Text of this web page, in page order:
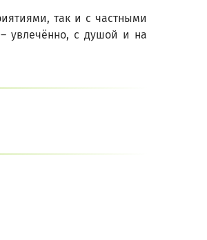
так и с частными
увлечённо, с душой и на